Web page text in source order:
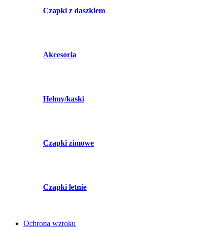
Czapki z daszkiem
Akcesoria
Hełmy/kaski
Czapki zimowe
Czapki letnie
Ochrona wzroku